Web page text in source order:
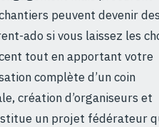
peuvent devenir
ado si vous laissez les
tout en apportant votre
complète d’un coin
création d’organiseurs et
un projet fédérateur